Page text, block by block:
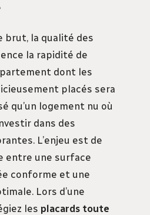
brut, la qualité des
la rapidité de
dont les
placés sera
qu’un logement nu où
dans des
L’enjeu est de
entre une surface
conforme et une
Lors d’une
les placards toute